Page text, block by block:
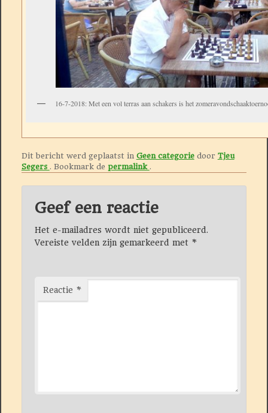
16-7-2018: Met een vol terras aan schakers is het
Dit bericht werd geplaatst in Geen categoriedoor Tjeu
Segers . Bookmark de permalink .
Geef een reactie
Het e-mailadres wordt niet gepubliceerd.
Vereiste velden zijn gemarkeerd met *
Reactie *